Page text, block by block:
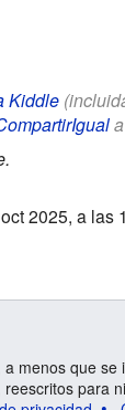
Kiddle
a
2025, a las
a menos que se
reescritos para